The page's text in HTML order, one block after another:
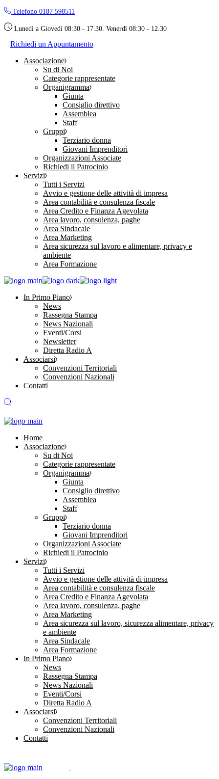
Skip
the
Telefono 0187 598511
Lunedì a Giovedì 08:30 - 17.30. Venerdì 08:30 - 12.30
Richiedi un Appuntamento
Associazione
Su di Noi
Categorie rappresentate
Organigramma
Giunta
Consiglio direttivo
Assemblea
Staff
Gruppi
Terziario donna
Giovani Imprenditori
Organizzazioni Associate
Richiedi il Patrocinio
Servizi
Tutti i Servizi
Avvio e gestione delle attività di impresa
Area contabilità e consulenza fiscale
Area Credito e Finanza Agevolata
Area lavoro, consulenza, paghe
Area Sindacale
Area Marketing
Area sicurezza sul lavoro e alimentare, privacy e
ambiente
Area Formazione
In Primo Piano
News
Rassegna Stampa
News Nazionali
Eventi/Corsi
Newsletter
Diretta Radio A
Associarsi
Convenzioni Territoriali
Convenzioni Nazionali
Contatti
Home
Associazione
Su di Noi
Categorie rappresentate
Organigramma
Giunta
Consiglio direttivo
Assemblea
Staff
Gruppi
Terziario donna
Giovani Imprenditori
Organizzazioni Associate
Richiedi il Patrocinio
Servizi
Tutti i Servizi
Avvio e gestione delle attività di impresa
Area contabilità e consulenza fiscale
Area Credito e Finanza Agevolata
Area lavoro, consulenza, paghe
Area Marketing
Area sicurezza sul lavoro, sicurezza alimentare, privacy
e ambiente
Area Sindacale
Area Formazione
In Primo Piano
News
Rassegna Stampa
News Nazionali
Eventi/Corsi
Diretta Radio A
Associarsi
Convenzioni Territoriali
Convenzioni Nazionali
Contatti